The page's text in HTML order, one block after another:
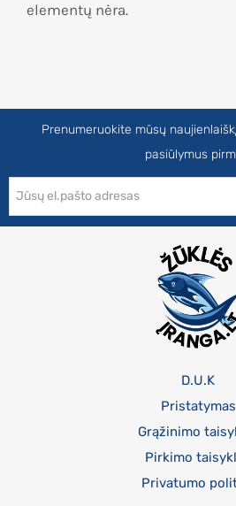
elementų nėra.
Prenumeruokite mūsų
pasiūlymus
D.U.K
Pristatymas
Grąžinimo
Pirkimo
Privatumo